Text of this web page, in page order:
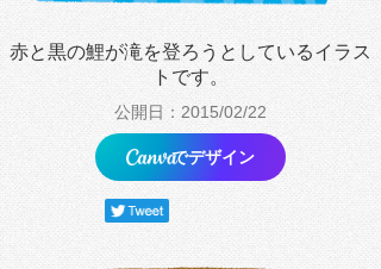
赤と黒の鯉が滝を登ろうとしているイラス
トです。
公開日：2015/02/22
でデザイン